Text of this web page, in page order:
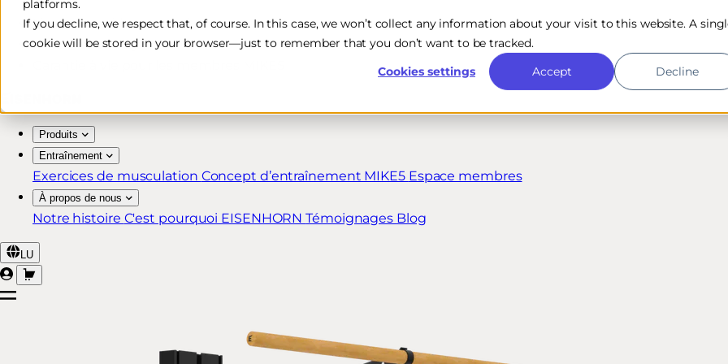
platforms.
If you decline, we respect that, of course. In this case, we won’t collect any information about your visit to this website. A
cookie will be stored in your browser—just to remember that you don’t want to be tracked.
Cookies settings
Accept Decline
Livraison rapide et gratuite*
Retour sous 30 jours
Produits
Entraînement
Exercices de musculation Concept d’entraînement MIKE5 Espace membres
À propos de nous
Notre histoire C'est pourquoi EISENHORNTémoignages Blog
LU